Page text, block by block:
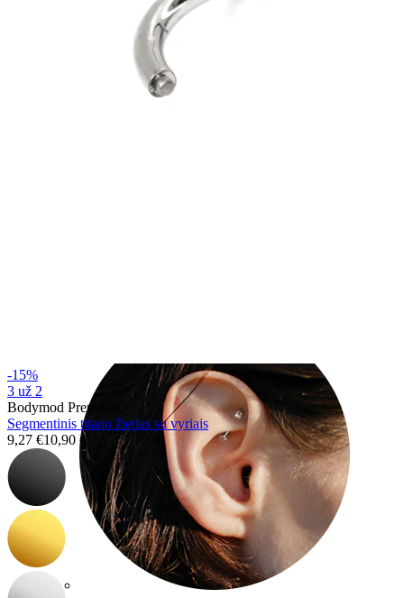
-15%
3 už 2
Bodymod Premium
Segmentinis titano žiedas su vyriais
9,27 €10,90 €